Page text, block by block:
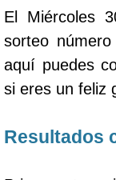
El Miércoles
sorteo
aquí puedes
si eres un feliz
Resultados